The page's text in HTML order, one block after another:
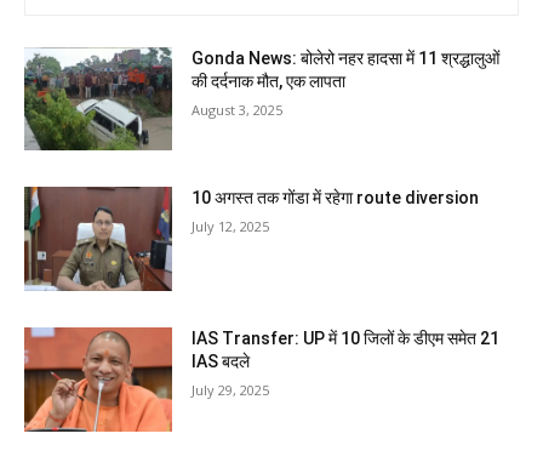
Gonda News: बोलेरो नहर हादसा में 11 श्रद्धालुओं
की दर्दनाक मौत, एक लापता
August 3, 2025
10 अगस्त तक गोंडा में रहेगा route diversion
July 12, 2025
IAS Transfer: UP में 10 जिलों के डीएम समेत 21
IAS बदले
July 29, 2025